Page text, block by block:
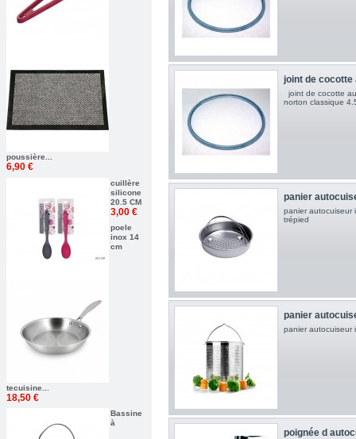
poussière...
6,90 €
cuillère
silicone
20.5 CM
3,00 €
poele
inox 14
cm
tecuisine...
18,50 €
Bassine
à
joint de cocotte
joint de cocotte
norton classique
panier
panier autocuiseur
trépied
panier
panier autocuiseur
poignée d